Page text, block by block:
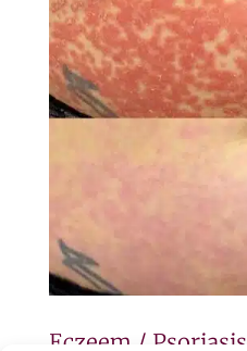
Eczeem / Psoriasis